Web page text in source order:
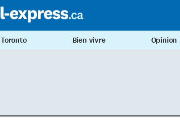
Toronto Bien vivre Opinion